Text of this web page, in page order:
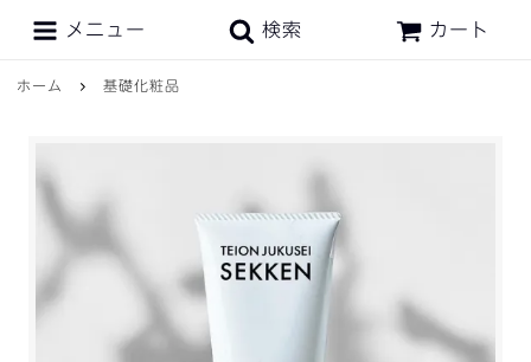
メニュー 検索 カート
ホーム 基礎化粧品